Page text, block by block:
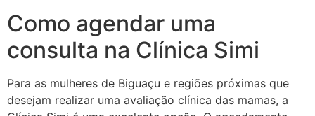
Como agendar uma
consulta na Clínica Simi
Para as mulheres de Biguaçu e regiões próximas que
desejam realizar uma avaliação clínica das mamas, a